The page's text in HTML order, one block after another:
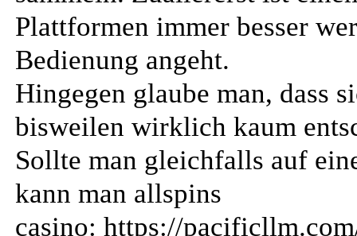
Plattformen immer besser
Bedienung angeht.
Hingegen glaube man, dass
bisweilen wirklich kaum
Sollte man gleichfalls auf
kann man allspins
casino: https://